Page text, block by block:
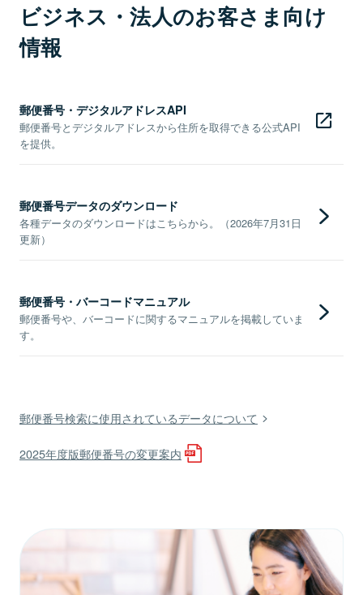
ビジネス・法人のお客さま向け
情報
郵便番号・デジタルアドレスAPI
郵便番号とデジタルアドレスから住所を取得できる公式API
を提供。
郵便番号データのダウンロード
各種データのダウンロードはこちらから。（2026年7月31日
更新）
郵便番号・バーコードマニュアル
郵便番号や、バーコードに関するマニュアルを掲載していま
す。
郵便番号検索に使用されているデータについて
2025年度版郵便番号の変更案内